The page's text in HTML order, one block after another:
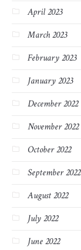
April 2023
March 2023
February 2023
January 2023
December 2022
November 2022
October 2022
September 2022
August 2022
July 2022
June 2022